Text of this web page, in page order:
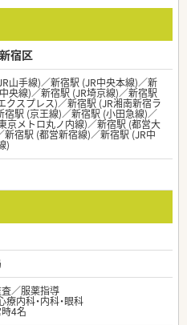
宿区
山手線)／新宿駅 (JR中央本線)／新
央線)／新宿駅 (JR埼京線)／新宿駅
クスプレス)／新宿駅 (JR湘南新宿ラ
宿駅 (京王線)／新宿駅 (小田急線)／
京メトロ丸ノ内線)／新宿駅 (都営大
新宿駅 (都営新宿線)／新宿駅 (JR中
)
／服薬指導
療内科・内科・眼科
4名